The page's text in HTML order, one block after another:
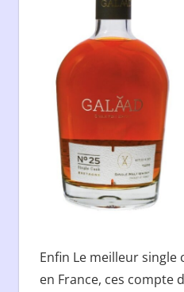
Enfin Le meilleur single
en France, ces compte